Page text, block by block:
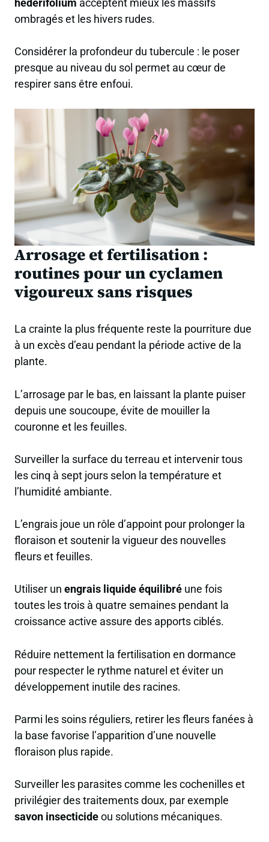
hederifolium acceptent mieux les massifs
ombragés et les hivers rudes.
Considérer la profondeur du tubercule : le poser
presque au niveau du sol permet au cœur de
respirer sans être enfoui.
Arrosage et fertilisation :
routines pour un cyclamen
vigoureux sans risques
La crainte la plus fréquente reste la pourriture due
à un excès d’eau pendant la période active de la
plante.
L’arrosage par le bas, en laissant la plante puiser
depuis une soucoupe, évite de mouiller la
couronne et les feuilles.
Surveiller la surface du terreau et intervenir tous
les cinq à sept jours selon la température et
l’humidité ambiante.
L’engrais joue un rôle d’appoint pour prolonger la
floraison et soutenir la vigueur des nouvelles
fleurs et feuilles.
Utiliser un engrais liquide équilibré une fois
toutes les trois à quatre semaines pendant la
croissance active assure des apports ciblés.
Réduire nettement la fertilisation en dormance
pour respecter le rythme naturel et éviter un
développement inutile des racines.
Parmi les soins réguliers, retirer les fleurs fanées à
la base favorise l’apparition d’une nouvelle
floraison plus rapide.
Surveiller les parasites comme les cochenilles et
privilégier des traitements doux, par exemple
savon insecticideou solutions mécaniques.